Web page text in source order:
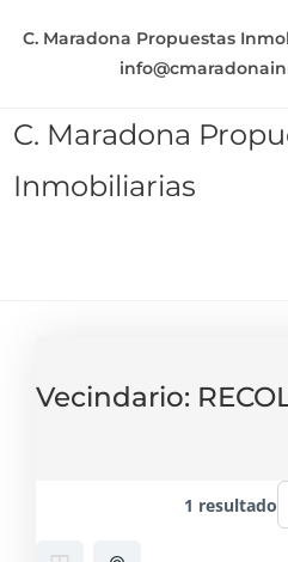
C. Maradona Propuestas
C. Maradona
Inmobiliarias
Vecindario:
1 resultado